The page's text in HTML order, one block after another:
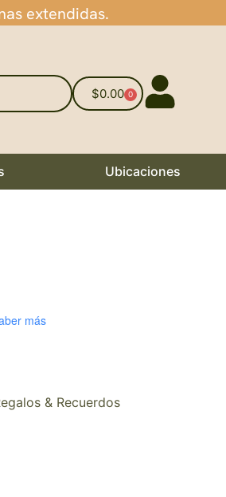
extendidas.
$0.00 0
Ubicaciones
más
& Recuerdos